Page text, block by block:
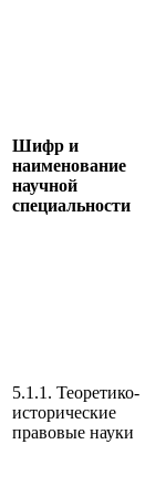
Шифр и
наименование
научной
специальности
5.1.1. Теоретико-
исторические
правовые науки